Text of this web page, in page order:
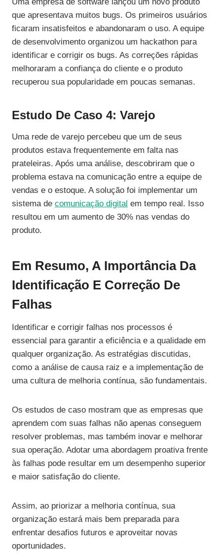
que apresentava muitos bugs. Os primeiros usuários
ficaram insatisfeitos e abandonaram o uso. A equipe
de desenvolvimento organizou um hackathon para
identificar e corrigir os bugs. As correções rápidas
melhoraram a confiança do cliente e o produto
recuperou sua popularidade em poucas semanas.
Estudo De Caso 4: Varejo
Uma rede de varejo percebeu que um de seus
produtos estava frequentemente em falta nas
prateleiras. Após uma análise, descobriram que o
problema estava na comunicação entre a equipe de
vendas e o estoque. A solução foi implementar um
sistema de comunicação digital em tempo real. Isso
resultou em um aumento de 30% nas vendas do
produto.
Em Resumo, A Importância Da
Identificação E Correção De
Falhas
Identificar e corrigir falhas nos processos é
essencial para garantir a eficiência e a qualidade em
qualquer organização. As estratégias discutidas,
como a análise de causa raiz e a implementação de
uma cultura de melhoria contínua, são fundamentais.
Os estudos de caso mostram que as empresas que
aprendem com suas falhas não apenas conseguem
resolver problemas, mas também inovar e melhorar
sua operação. Adotar uma abordagem proativa frente
às falhas pode resultar em um desempenho superior
e maior satisfação do cliente.
Assim, ao priorizar a melhoria contínua, sua
organização estará mais bem preparada para
enfrentar desafios futuros e aproveitar novas
oportunidades.